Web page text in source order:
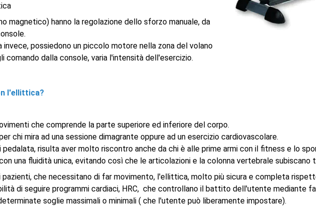
magnetico) hanno la regolazione dello sforzo manuale, da
possiedono un piccolo motore nella zona del volano
comando dalla console, varia l'intensità dell'esercizio.
l'ellittica?
che comprende la parte superiore ed inferiore del corpo.
chi mira ad una sessione dimagrante oppure ad un esercizio cardiovascolare.
risulta aver molto riscontro anche da chi è alle prime armi con il fitness e lo
una fluidità unica, evitando così che le articolazioni e la colonna vertebrale subiscano
che necessitano di far movimento, l'ellittica, molto più sicura e completa
di seguire programmi cardiaci, HRC, che controllano il battito dell'utente mediante
soglie massimali o minimali ( che l'utente può liberamente impostare).